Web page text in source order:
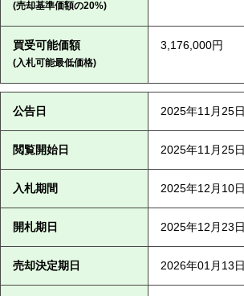
(売却基準価額の20%)
買受可能価額
(入札可能最低価格)
3,176,000円
公告日 2025年11月25日
閲覧開始日 2025年11月25日
入札期間 2025年12月10
開札期日 2025年12月23日
売却決定期日 2026年01月13日